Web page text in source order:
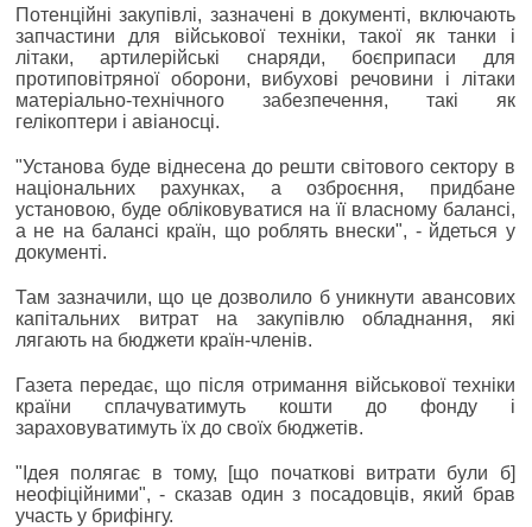
Потенційні закупівлі, зазначені в документі, включають
запчастини для військової техніки, такої як танки і
літаки, артилерійські снаряди, боєприпаси для
протиповітряної оборони, вибухові речовини і літаки
матеріально-технічного забезпечення, такі як
гелікоптери і авіаносці.
"Установа буде віднесена до решти світового сектору в
національних рахунках, а озброєння, придбане
установою, буде обліковуватися на її власному балансі,
а не на балансі країн, що роблять внески", - йдеться у
документі.
Там зазначили, що це дозволило б уникнути авансових
капітальних витрат на закупівлю обладнання, які
лягають на бюджети країн-членів.
Газета передає, що після отримання військової техніки
країни сплачуватимуть кошти до фонду і
зараховуватимуть їх до своїх бюджетів.
"Ідея полягає в тому, [що початкові витрати були б]
неофіційними", - сказав один з посадовців, який брав
участь у брифінгу.